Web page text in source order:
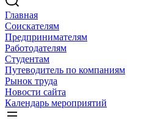
Главная
Соискателям
Предпринимателям
Работодателям
Студентам
Путеводитель по компаниям
Рынок труда
Новости сайта
Календарь мероприятий